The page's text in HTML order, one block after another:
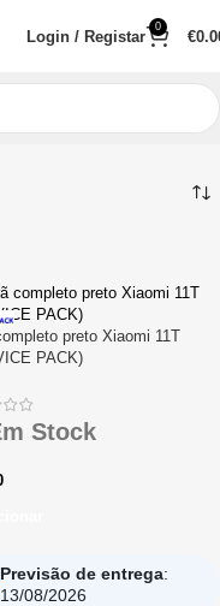
Login / Registar
0
€
Série Xiaomi Xiaomi 11T
preto Xiaomi 11T
PACK)
Stock
Previsão de entrega:
13/08/2026